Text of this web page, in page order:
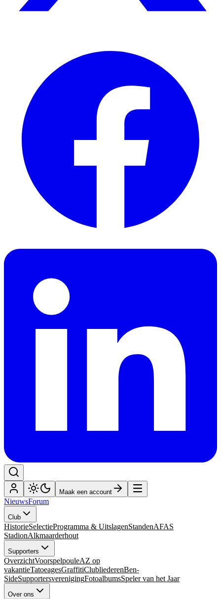
Maak een account
NieuwsForum
Club
HistorieSelectieProgramma & UitslagenStandenAFAS
StadionAlkmaarderhout
Supporters
OverzichtVoorspelpouleAZ op
vakantieTatoeagesGraffitiClubliederenBen-
SideSupportersverenigingFotoalbumsSpeler van het Jaar
Over ons